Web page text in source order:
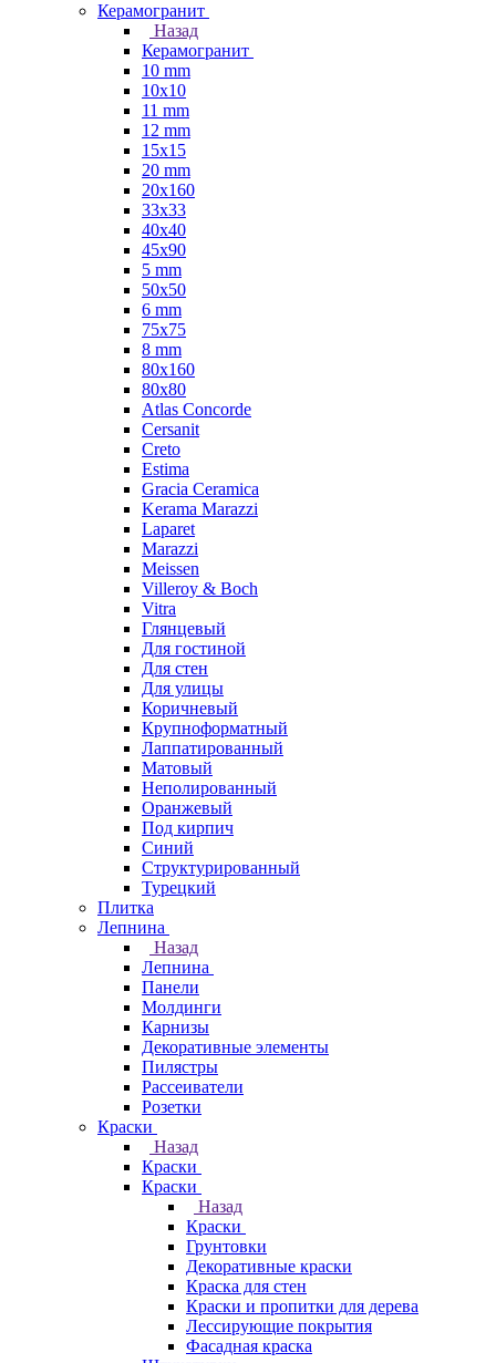
Керамогранит
Назад
Керамогранит
10 mm
10x10
11 mm
12 mm
15x15
20 mm
20х160
33x33
40х40
45x90
5 mm
50x50
6 mm
75х75
8 mm
80x160
80x80
Atlas Concorde
Cersanit
Creto
Estima
Gracia Ceramica
Kerama Marazzi
Laparet
Marazzi
Meissen
Villeroy & Boch
Vitra
Глянцевый
Для гостиной
Для стен
Для улицы
Коричневый
Крупноформатный
Лаппатированный
Матовый
Неполированный
Оранжевый
Под кирпич
Синий
Структурированный
Турецкий
Плитка
Лепнина
Назад
Лепнина
Панели
Молдинги
Карнизы
Декоративные элементы
Пилястры
Рассеиватели
Розетки
Краски
Назад
Краски
Краски
Назад
Краски
Грунтовки
Декоративные краски
Краска для стен
Краски и пропитки для дерева
Лессирующие покрытия
Фасадная краска